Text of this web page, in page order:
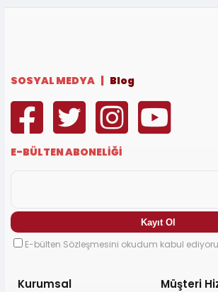
SOSYAL MEDYA | Blog
E-BÜLTEN ABONELİĞİ
E-bülten Sözleşmesini okudum kabul
Kurumsal Müşteri